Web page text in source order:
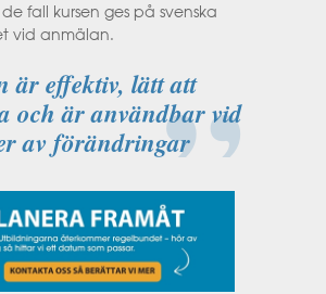
fall kursen ges på svenska
vid anmälan.
är effektiv, lätt att
och är användbar vid
av förändringar